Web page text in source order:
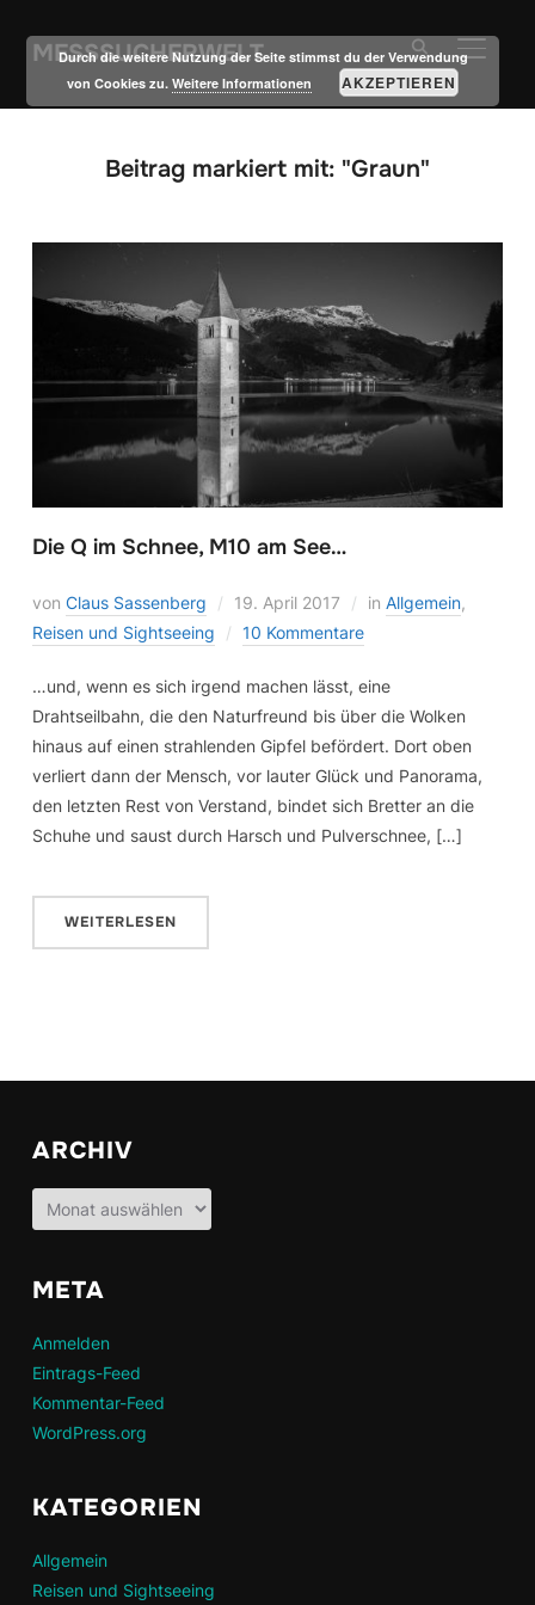
MESSSUCHERWELT
Beitrag markiert mit: "Graun"
Die Q im Schnee, M10 am See…
von Claus Sassenberg 19. April 2017 in Allgemein,
Reisen und Sightseeing
10 Kommentare
…und, wenn es sich irgend machen lässt, eine
Drahtseilbahn, die den Naturfreund bis über die Wolken
hinaus auf einen strahlenden Gipfel befördert. Dort oben
verliert dann der Mensch, vor lauter Glück und Panorama,
den letzten Rest von Verstand, bindet sich Bretter an die
Schuhe und saust durch Harsch und Pulverschnee, […]
WEITERLESEN
ARCHIV
Archiv
META
Anmelden
Eintrags-Feed
Kommentar-Feed
WordPress.org
KATEGORIEN
Allgemein
Reisen und Sightseeing
Durch die weitere Nutzung der Seite stimmst du der Verwendung
von Cookies zu.Weitere Informationen AKZEPTIEREN